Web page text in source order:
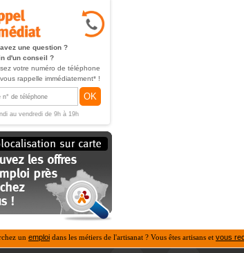
une question ?
d'un conseil ?
votre numéro de téléphone
rappelle immédiatement* !
OK
au vendredi de 9h à 19h
un emploi dans les métiers de l'artisanat ? Vous êtes artisans et vous